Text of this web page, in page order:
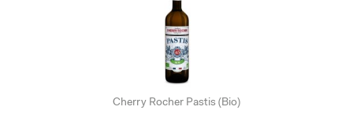
Cherry Rocher Pastis (Bio)